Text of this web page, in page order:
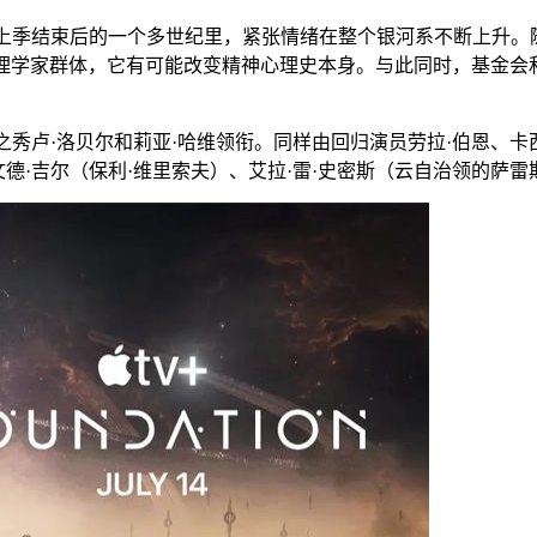
季结束后的一个多世纪里，紧张情绪在整个银河系不断上升
家群体，它有可能改变精神心理史本身。与此同时，基金
卢·洛贝尔和莉亚·哈维领衔。同样由回归演员劳拉·伯恩、
·吉尔（保利·维里索夫）、艾拉·雷·史密斯（云自治领的萨